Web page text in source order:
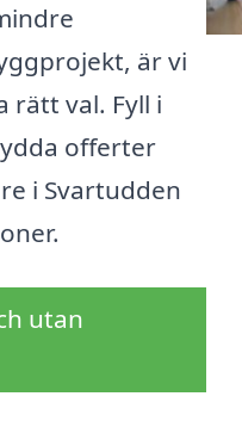
är vi
rätt val. Fyll i
offerter
i Svartudden
utan